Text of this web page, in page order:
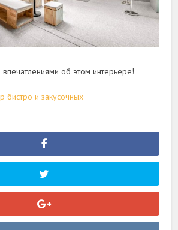
об этом интерьере!
бистро и закусочных